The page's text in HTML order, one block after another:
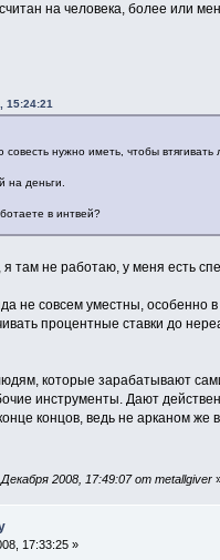
на человека, более или
15:24:21
совесть нужно иметь, чтобы втягивать
на деньги.
в интвей?
там не работаю, у меня есть
не совсем уместны,
процентные ставки до
которые зарабатывают
инструменты. Дают
концов, ведь не арканом же
2008, 17:49:07 от metallgiver
17:33:25 »